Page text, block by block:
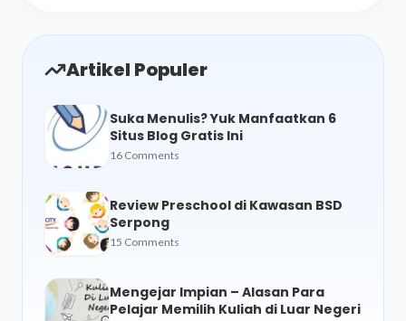
Artikel Populer
Suka Menulis? Yuk Manfaatkan 6
Situs Blog Gratis Ini
16 Comments
Review Preschool di Kawasan BSD
Serpong
15 Comments
Mengejar Impian – Alasan Para
Pelajar Memilih Kuliah di Luar Negeri